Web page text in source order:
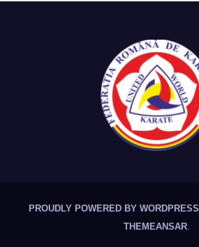
PROUDLY POWERED BY WORDPRESS
THEMEANSAR.